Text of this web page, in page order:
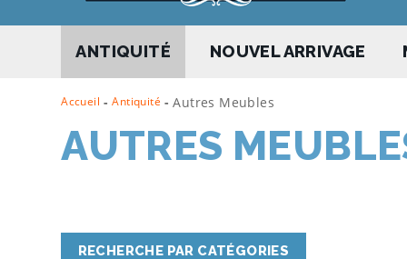
ANTIQUITÉ NOUVEL ARRIVAGE
Accueil - Antiquité - Autres Meubles
AUTRES
RECHERCHE PAR CATÉGORIES